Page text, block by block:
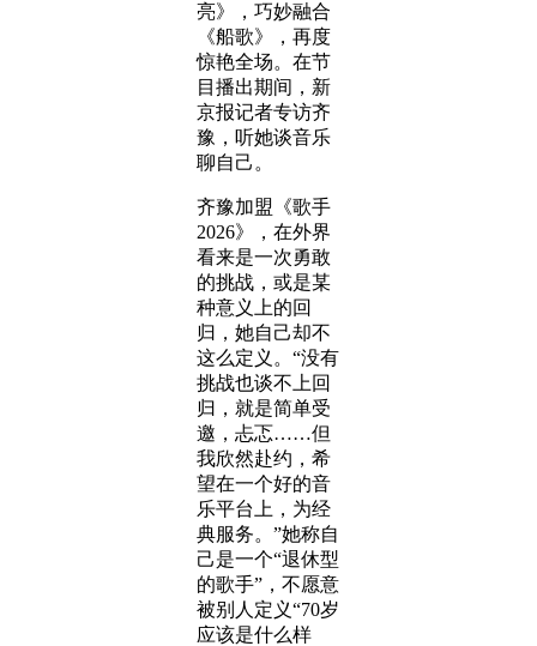
亮》，巧妙融合
《船歌》，再度
惊艳全场。在节
目播出期间，新
京报记者专访齐
豫，听她谈音乐
聊自己。
齐豫加盟《歌手
2026》，在外界
看来是一次勇敢
的挑战，或是某
种意义上的回
归，她自己却不
这么定义。“没有
挑战也谈不上回
归，就是简单受
邀，忐忑……但
我欣然赴约，希
望在一个好的音
乐平台上，为经
典服务。”她称自
己是一个“退休型
的歌手”，不愿意
被别人定义“70岁
应该是什么样